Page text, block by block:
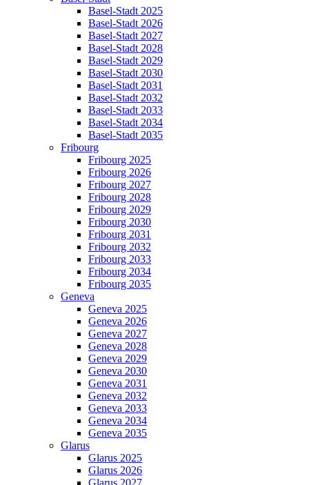
Basel-Stadt 2025
Basel-Stadt 2026
Basel-Stadt 2027
Basel-Stadt 2028
Basel-Stadt 2029
Basel-Stadt 2030
Basel-Stadt 2031
Basel-Stadt 2032
Basel-Stadt 2033
Basel-Stadt 2034
Basel-Stadt 2035
Fribourg
Fribourg 2025
Fribourg 2026
Fribourg 2027
Fribourg 2028
Fribourg 2029
Fribourg 2030
Fribourg 2031
Fribourg 2032
Fribourg 2033
Fribourg 2034
Fribourg 2035
Geneva
Geneva 2025
Geneva 2026
Geneva 2027
Geneva 2028
Geneva 2029
Geneva 2030
Geneva 2031
Geneva 2032
Geneva 2033
Geneva 2034
Geneva 2035
Glarus
Glarus 2025
Glarus 2026
Glarus 2027